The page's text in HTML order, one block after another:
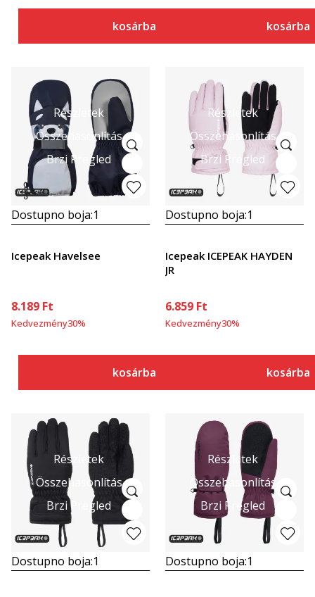
kosárba kosárba
Részletek
Összehasonlítás
Brzi Pregled
Dostupno boja:1
Icepeak Havelsee
8.189 Ft
Kedvezmény30%
kosárba
Részletek
Összehasonlítás
Brzi Pregled
Dostupno boja:1
Icepeak ICEPEAK HAYDEN
JR
6.859 Ft
Kedvezmény30%
kosárba
Részletek
Összehasonlítás
Brzi Pregled
Dostupno boja:1
Részletek
Összehasonlítás
Brzi Pregled
Dostupno boja:1